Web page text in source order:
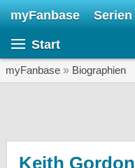
myFanbase Serien
Start
myFanbase » Biographien
Keith Gordon